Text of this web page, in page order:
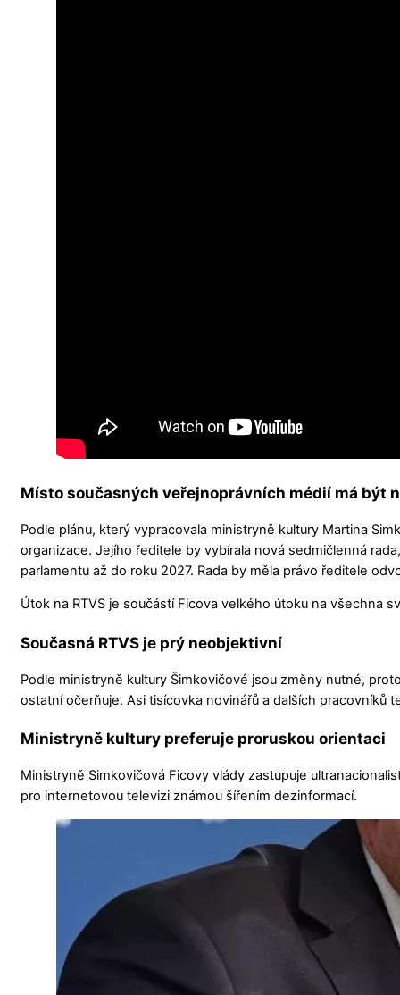
Místo současných veřejnoprávních médií má být
Podle plánu, který vypracovala ministryně kultury Martina
organizace. Jejího ředitele by vybírala nová sedmičlenná
parlamentu až do roku 2027. Rada by měla právo ředitele
Útok na RTVS je součástí Ficova velkého útoku na všechna
Současná RTVS je prý neobjektivní
Podle ministryně kultury Šimkovičové jsou změny nutné,
ostatní očerňuje. Asi tisícovka novinářů a dalších pracovníků
Ministryně kultury preferuje proruskou orientaci
Ministryně Simkovičová Ficovy vlády zastupuje
pro internetovou televizi známou šířením dezinformací.